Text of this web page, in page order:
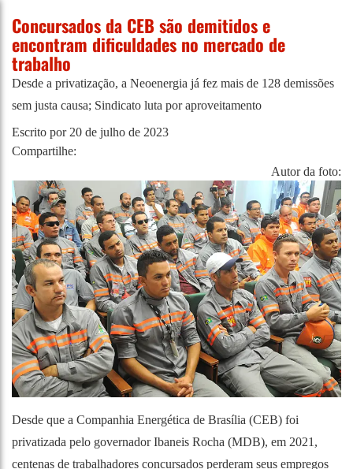
Concursados da CEB são demitidos e
encontram dificuldades no mercado de
trabalho
Desde a privatização, a Neoenergia já fez mais de 128 demissões
sem justa causa; Sindicato luta por aproveitamento
Escrito por 20 de julho de 2023
Compartilhe:
Autor da foto:
Desde que a Companhia Energética de Brasília (CEB) foi
privatizada pelo governador Ibaneis Rocha (MDB), em 2021,
centenas de trabalhadores concursados perderam seus empregos